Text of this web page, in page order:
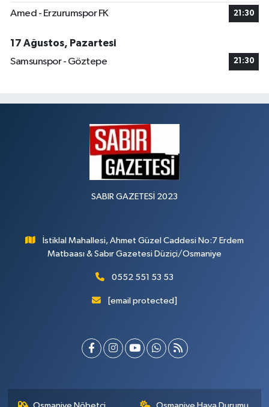
Amed - Erzurumspor FK 21:30
17 Ağustos, Pazartesi
Samsunspor - Göztepe
21:30
SABIR GAZETESİ 2023
İstiklal Mahallesi, Ahmet Güzel Caddesi No:7 Erdem
Matbaası & Sabır Gazetesi Düziçi/Osmaniye
0552 551 53 53
[email protected]